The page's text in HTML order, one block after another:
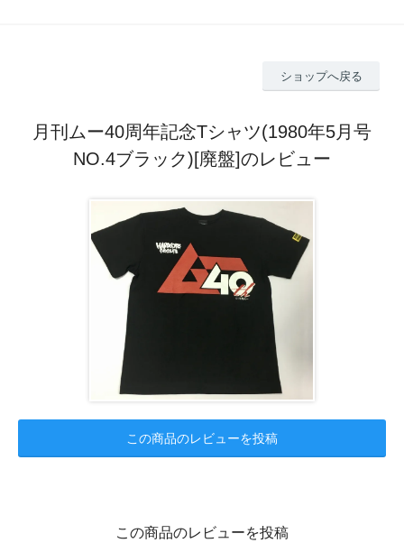
ショップへ戻る
月刊ムー40周年記念Tシャツ(1980年5月号
NO.4ブラック)[廃盤]のレビュー
この商品のレビューを投稿
この商品のレビューを投稿